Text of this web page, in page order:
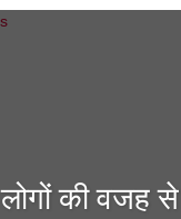
की वजह से